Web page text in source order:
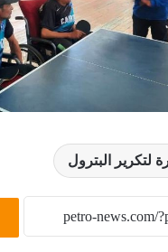
لتكرير البترول